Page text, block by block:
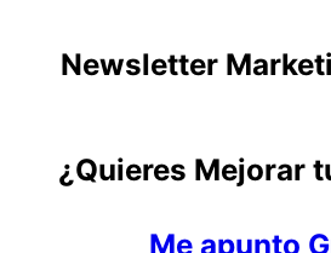
Newsletter
¿Quieres Mejorar
Me apunto